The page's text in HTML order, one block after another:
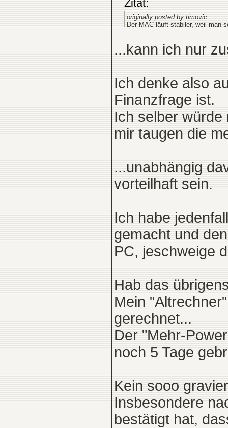
Zitat:
originally posted by timovic
Der MAC läuft stabiler, weil man
...kann ich nur
Ich denke also
Finanzfrage ist.
Ich selber würde
mir taugen die
...unabhängig
vorteilhaft sein.
Ich habe
gemacht und
PC, jeschweige
Hab das
Mein
gerechnet...
Der "Mehr-
noch 5 Tage
Kein sooo
Insbesondere
bestätigt hat,